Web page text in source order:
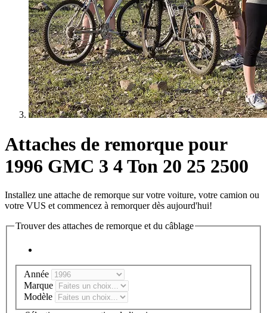
Attaches de remorque pour
1996 GMC 3 4 Ton 20 25 2500
Installez une attache de remorque sur votre voiture, votre camion ou
votre VUS et commencez à remorquer dès aujourd'hui!
Trouver des attaches de remorque et du câblage
Année
Marque
Modèle